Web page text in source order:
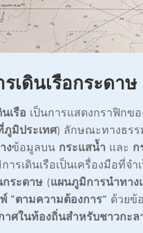
เดินเรือกระดา
เรือ เป็นการแสดงกราฟิกขอ
ภูมิประเทศ) ลักษณะทางธรร
งข้อมูลบน กระแสน้ำ และ ก
ารเดินเรือเป็นเครื่องมือที่จ
ระดาษ (แผนภูมิการนำทาง
"ตามความต้องการ" ด้วยข้
าศในท้องถิ่นสำหรับชาวกะล